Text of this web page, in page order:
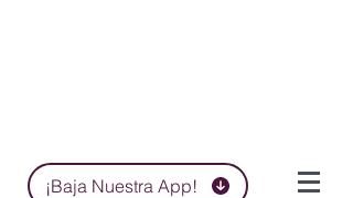
¡Baja Nuestra App!